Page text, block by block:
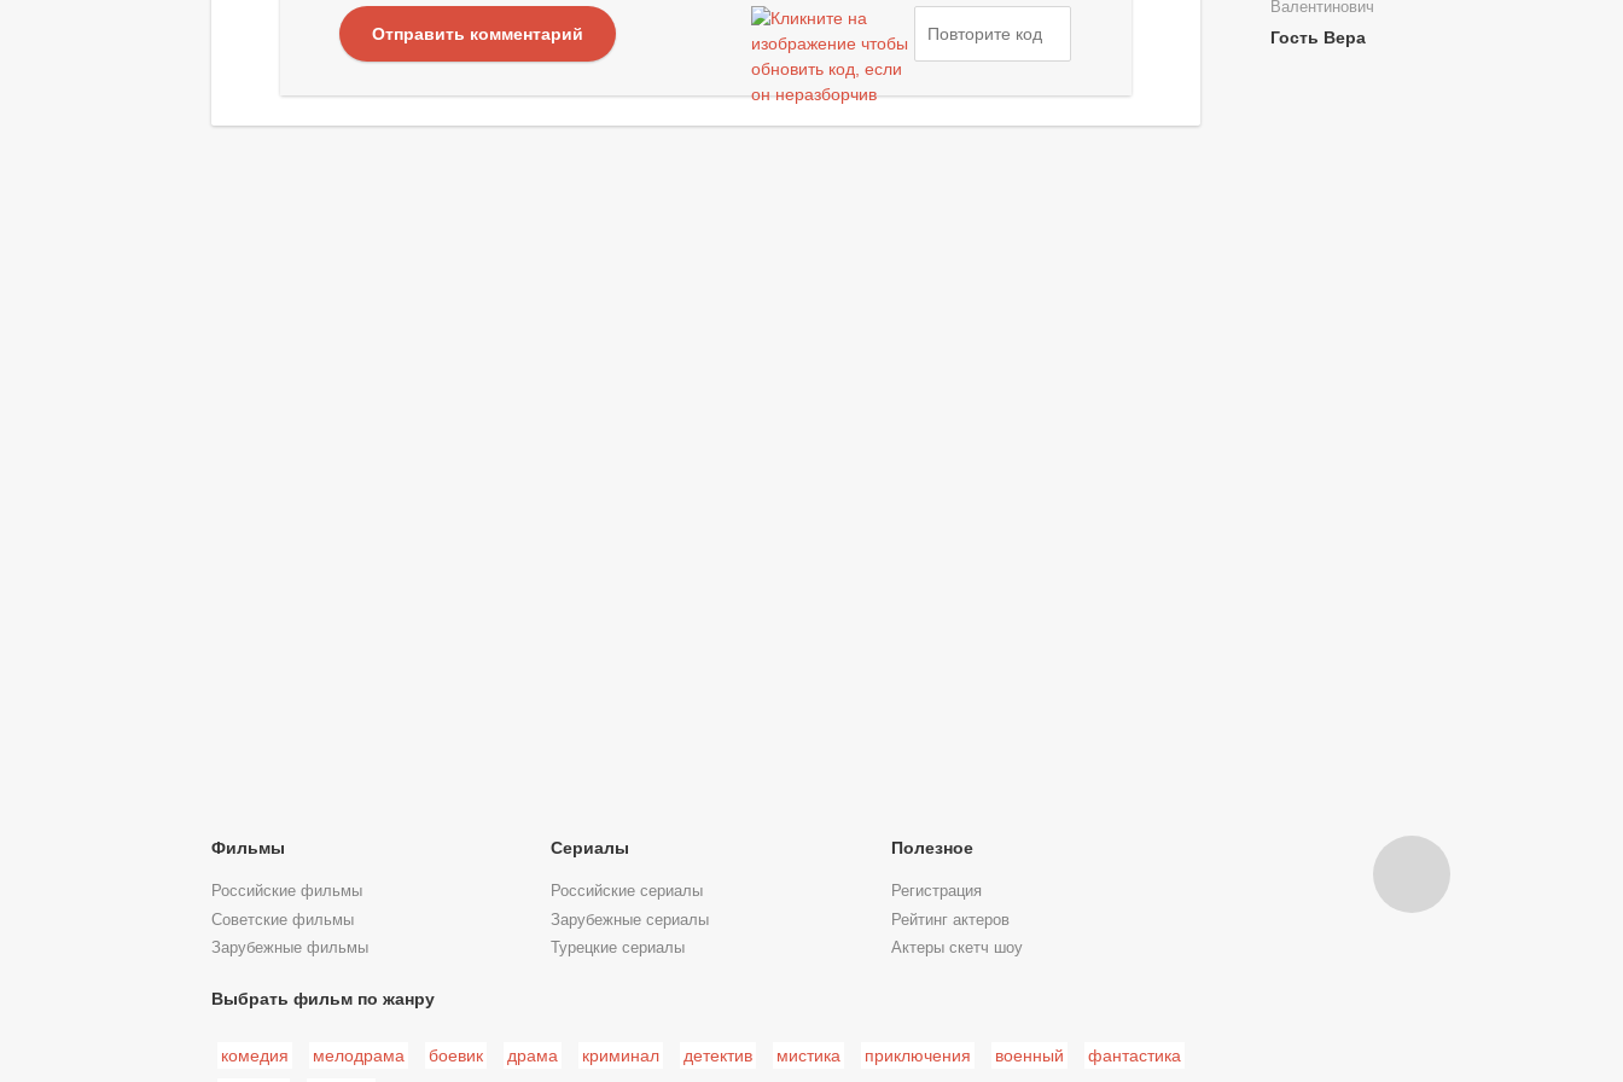
Отправить комментарий
Валентинович
Гость Вера
Фильмы
Российские фильмы
Советские фильмы
Зарубежные фильмы
Сериалы
Российские сериалы
Зарубежные сериалы
Турецкие сериалы
Полезное
Регистрация
Рейтинг актеров
Актеры скетч шоу
Выбрать фильм по жанру
комедия мелодрама боевик драма криминал детектив мистика приключения военный фантастика